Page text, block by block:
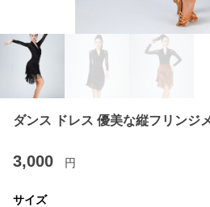
ダンス ドレス 優美な縦フリンジ
3,000 円
サイズ